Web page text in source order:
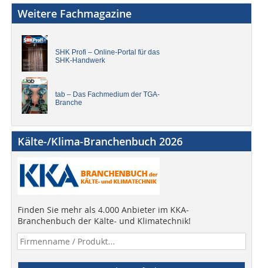
Weitere Fachmagazine
SHK Profi – Online-Portal für das
SHK-Handwerk
tab – Das Fachmedium der TGA-
Branche
Kälte-/Klima-Branchenbuch 2026
Finden Sie mehr als 4.000 Anbieter im KKA-
Branchenbuch der Kälte- und Klimatechnik!